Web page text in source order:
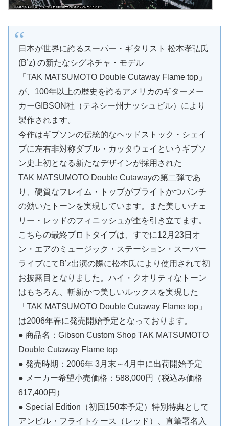
日本が世界に誇るスーパー・ギタリスト 松本孝弘氏
(B’z) の新たなシグネチャ・モデル
「TAK MATSUMOTO Double Cutaway Flame top」
が、100年以上の歴史を誇るアメリカのギターメー
カーGIBSON社（テネシー州ナッシュビル）により
製作されます。
今作はギブソンの伝統的なヘッドストック・シェイ
プに左右非対称ダブル・カッタウェイというギブソ
ン史上初となる新たなデザインが採用された
TAK MATSUMOTO Double Cutawayの第二弾であ
り、硬質なフレイム・トップがブライトかつパンチ
の効いたトーンを実現しています。また美しいチェ
リー・レッドのフィニッシュが杢を引き立てます。
こちらの最終プロトタイプは、すでに12月23日オ
ン・エアのミュージック・ステーション・スーパー
ライブにてB’z出演の際に松本氏により使用されて初
お披露目となりました。ハイ・クオリティなトーン
はもちろん、斬新かつ美しいルックスを実現した
「TAK MATSUMOTO Double Cutaway Flame top」
は2006年春に発売開始予定となっております。
● 商品名：Gibson Custom Shop TAK MATSUMOTO
Double Cutaway Flame top
● 発売時期：2006年 3月末～4月中に出荷開始予定
● メーカー希望小売価格：588,000円（税込み価格
617,400円）
● Special Edition（初回150本予定）特別特典として
アンビル・フライトケース（レッド）、直筆署名入